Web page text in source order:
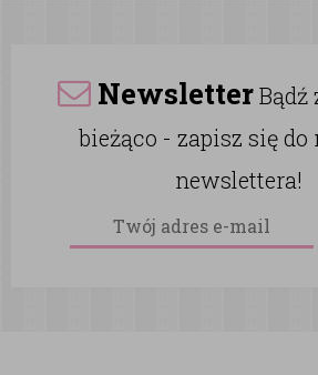
NewsletterBądź
bieżąco - zapisz się do
newslettera!